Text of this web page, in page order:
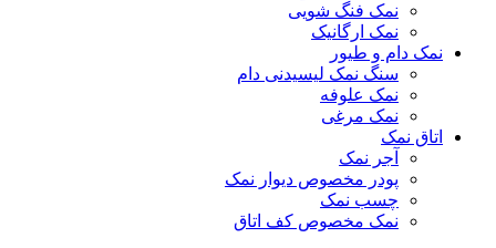
نمک فنگ شویی
نمک ارگانیک
نمک دام و طیور
سنگ نمک لیسیدنی دام
نمک علوفه
نمک مرغی
اتاق نمک
آجر نمک
پودر مخصوص دیوار نمک
چسب نمک
نمک مخصوص کف اتاق